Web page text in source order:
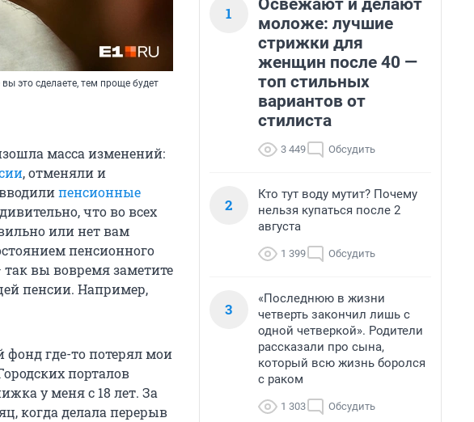
это сделаете, тем проще будет
масса изменений:
, отменяли и
пенсионные
что во всех
или нет вам
пенсионного
так вы вовремя заметите
пенсии. Например,
фонд где-то потерял мои
порталов
у меня с 18 лет. За
когда делала перерыв
1
Освежают и делают
моложе: лучшие
стрижки для
женщин после 40 —
топ стильных
вариантов от
стилиста
3 449 Обсудить
2
Кто тут воду мутит? Почему
нельзя купаться после 2
августа
1 399 Обсудить
3
«Последнюю в жизни
четверть закончил лишь с
одной четверкой». Родители
рассказали про сына,
который всю жизнь боролся
с раком
1 303 Обсудить